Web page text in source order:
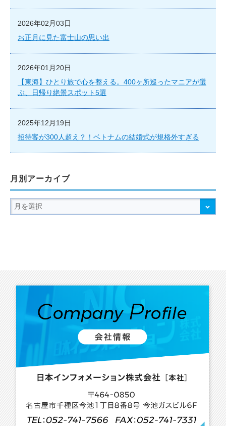
2026年02月03日
お正月に見た富士山の思い出
2026年01月20日
【東海】ひとり旅で心を整える。400ヶ所巡ったマニアが選
ぶ、日帰り絶景スポット5選
2025年12月19日
招待客が300人超え？！ベトナムの結婚式が規格外すぎる
月別アーカイブ